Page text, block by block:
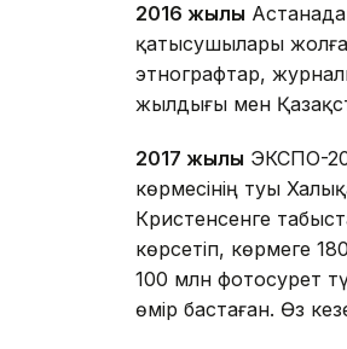
2016 жылы
қатысушылары
этнографтар,
жылдығы мен
2017 жылы ЭКСПО-
көрмесінің туы
Кристенсенге
көрсетіп, көрмеге
100 млн фотосурет
өмір бастаған. Өз